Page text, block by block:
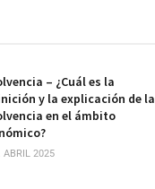
– ¿Cuál es la
y la explicación de la
en el ámbito
ABRIL 2025